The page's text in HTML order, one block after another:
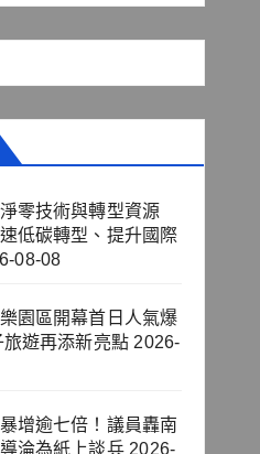
零技術與轉型資源
低碳轉型、提升國際
08-08
園區開幕首日人氣爆
遊再添新亮點 2026-
增逾七倍！議員轟南
淪為紙上談兵 2026-